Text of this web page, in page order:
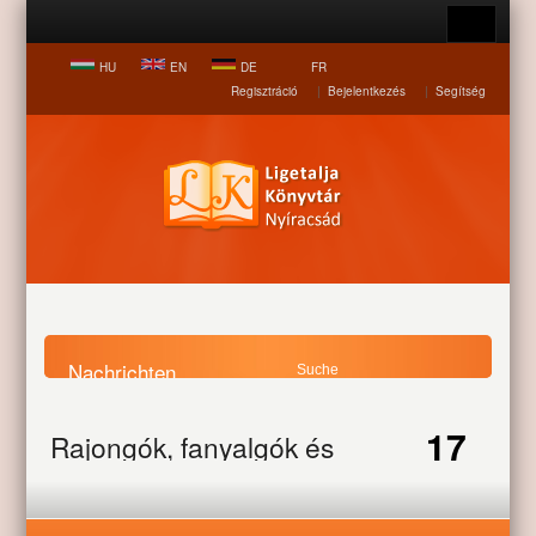
HU EN DE
FR
Regisztráció
| Bejelentkezés | Segítség
Nachrichten
gondolkodók
Rajongók, fanyalgók és
A pszichológusok szerint személyiségzavarban szenved az,
17